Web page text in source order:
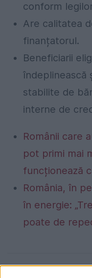
conform
Are calitatea
finanțatorul.
Beneficiarii
îndeplinească
stabilite de
interne de
Românii care
pot primi mai
funcționează
România, în
în energie:
poate de